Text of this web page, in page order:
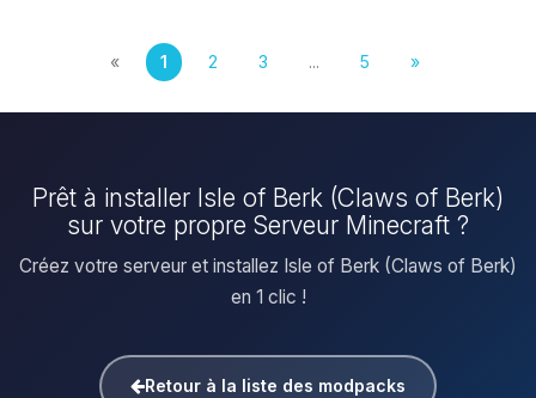
« 1 2 3 ... 5 »
Prêt à installer Isle of Berk (Claws of Berk)
sur votre propre Serveur Minecraft ?
Créez votre serveur et installez Isle of Berk (Claws of Berk)
en 1 clic !
Retour à la liste des modpacks